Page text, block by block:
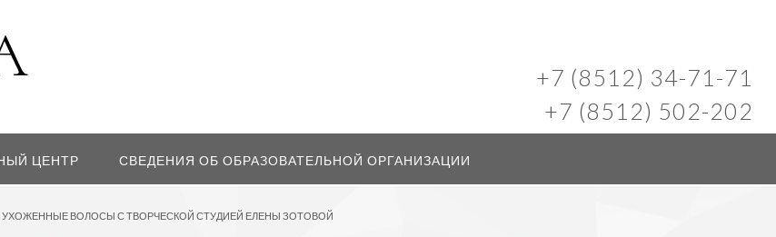
+7 (8512) 34-71-71
+7 (8512) 502-202
ЦЕНТР СВЕДЕНИЯ ОБ ОБРАЗОВАТЕЛЬНОЙ ОРГАНИЗАЦИИ
УХОЖЕННЫЕ ВОЛОСЫ С ТВОРЧЕСКОЙ СТУДИЕЙ ЕЛЕНЫ ЗОТОВОЙ